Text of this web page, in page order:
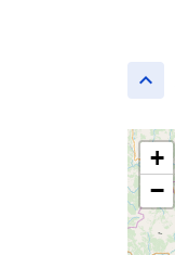
keyboard_arrow_up
+
−